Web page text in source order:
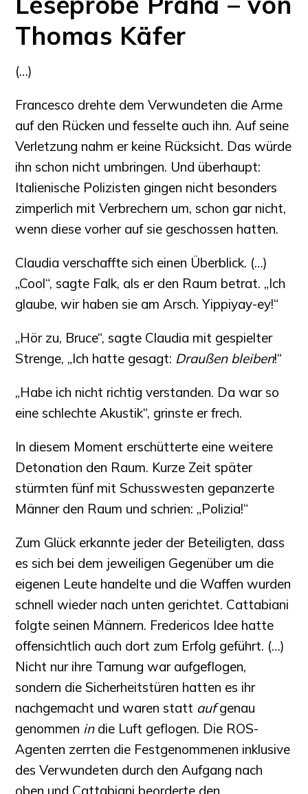
Thomas Käfer
(…)
Francesco drehte dem Verwundeten die Arme
auf den Rücken und fesselte auch ihn. Auf seine
Verletzung nahm er keine Rücksicht. Das würde
ihn schon nicht umbringen. Und überhaupt:
Italienische Polizisten gingen nicht besonders
zimperlich mit Verbrechern um, schon gar nicht,
wenn diese vorher auf sie geschossen hatten.
Claudia verschaffte sich einen Überblick. (…)
„Cool“, sagte Falk, als er den Raum betrat. „Ich
glaube, wir haben sie am Arsch. Yippiyay-ey!“
„Hör zu, Bruce“, sagte Claudia mit gespielter
Strenge, „Ich hatte gesagt: Draußen bleiben!“
„Habe ich nicht richtig verstanden. Da war so
eine schlechte Akustik“, grinste er frech.
In diesem Moment erschütterte eine weitere
Detonation den Raum. Kurze Zeit später
stürmten fünf mit Schusswesten gepanzerte
Männer den Raum und schrien: „Polizia!“
Zum Glück erkannte jeder der Beteiligten, dass
es sich bei dem jeweiligen Gegenüber um die
eigenen Leute handelte und die Waffen wurden
schnell wieder nach unten gerichtet. Cattabiani
folgte seinen Männern. Fredericos Idee hatte
offensichtlich auch dort zum Erfolg geführt. (…)
Nicht nur ihre Tarnung war aufgeflogen,
sondern die Sicherheitstüren hatten es ihr
nachgemacht und waren statt aufgenau
genommen indie Luft geflogen. Die ROS-
Agenten zerrten die Festgenommenen inklusive
des Verwundeten durch den Aufgang nach
oben und Cattabiani beorderte den